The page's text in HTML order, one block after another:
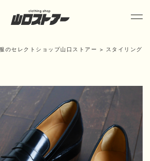
のセレクトショップ山口ストアー > スタイリング